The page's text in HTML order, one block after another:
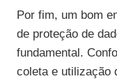
Por fim, um bom
de proteção de
fundamental.
coleta e utilização